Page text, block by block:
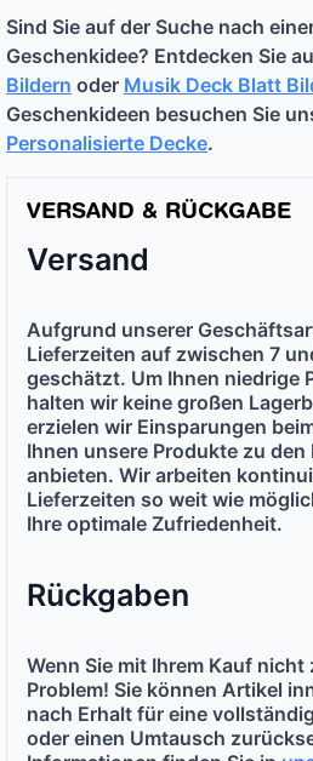
Sind Sie auf der Suche nach
Geschenkidee? Entdecken Sie
Bildern oder Musik Deck Blatt
Geschenkideen besuchen Sie
Personalisierte Decke.
VERSAND & RÜCKGABE
Versand
Aufgrund unserer
Lieferzeiten auf zwischen 7
geschätzt. Um Ihnen niedrige
halten wir keine großen
erzielen wir Einsparungen
Ihnen unsere Produkte zu den
anbieten. Wir arbeiten
Lieferzeiten so weit wie
Ihre optimale Zufriedenheit.
Rückgaben
Wenn Sie mit Ihrem Kauf
Problem! Sie können Artikel
nach Erhalt für eine
oder einen Umtausch